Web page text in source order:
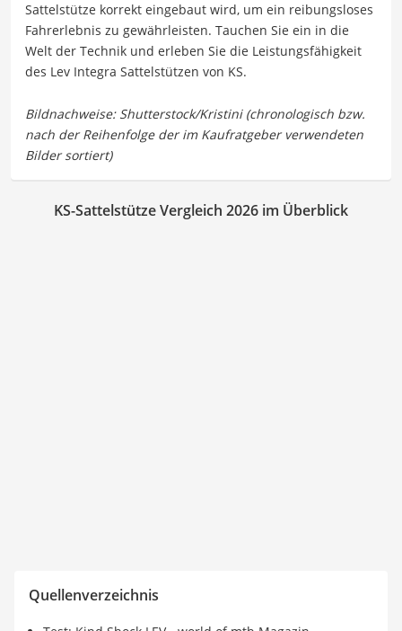
Sattelstütze korrekt eingebaut wird, um ein reibungsloses
Fahrerlebnis zu gewährleisten. Tauchen Sie ein in die
Welt der Technik und erleben Sie die Leistungsfähigkeit
des Lev Integra Sattelstützen von KS.
KS-Sattelstütze Vergleich 2026 im Überblick
Quellenverzeichnis